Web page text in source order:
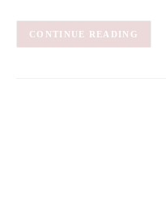
CONTINUE READING